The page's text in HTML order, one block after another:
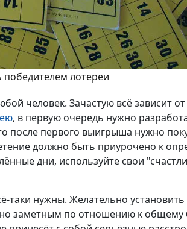
лотереи
человек. Зачастую всё зависит от
, в первую очередь нужно
после первого выигрыша нужно
должно быть приурочено к
дни, используйте свои
таки нужны. Желательно установить
заметным по отношению к общему